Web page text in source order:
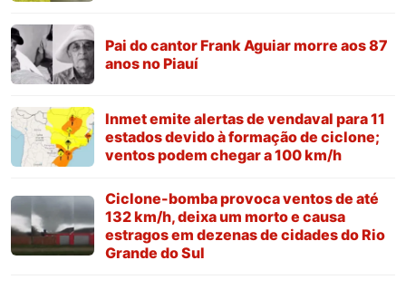
Pai do cantor Frank Aguiar morre aos 87
anos no Piauí
Inmet emite alertas de vendaval para 11
estados devido à formação de ciclone;
ventos podem chegar a 100 km/h
Ciclone-bomba provoca ventos de até
132 km/h, deixa um morto e causa
estragos em dezenas de cidades do Rio
Grande do Sul